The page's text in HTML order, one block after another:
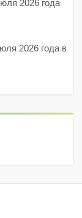
2026 года
2026 года в